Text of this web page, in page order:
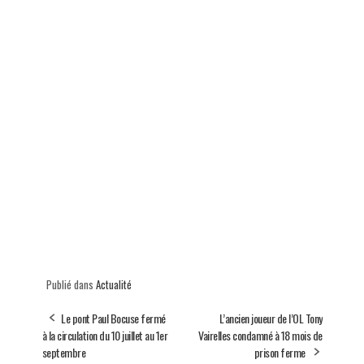
Publié dans Actualité
Le pont Paul Bocuse fermé
à la circulation du 10 juillet au 1er
septembre
L’ancien joueur de l’OL Tony
Vairelles condamné à 18 mois de
prison ferme